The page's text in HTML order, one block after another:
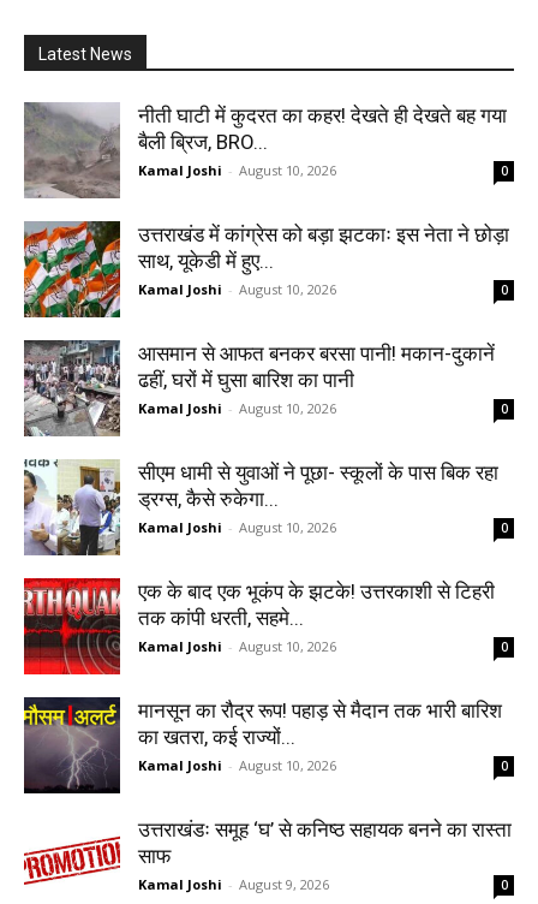
Latest News
नीती घाटी में कुदरत का कहर! देखते ही देखते बह गया
बैली ब्रिज, BRO...
Kamal Joshi - August 10, 2026 0
उत्तराखंड में कांग्रेस को बड़ा झटकाः इस नेता ने छोड़ा
साथ, यूकेडी में हुए...
Kamal Joshi - August 10, 2026 0
आसमान से आफत बनकर बरसा पानी! मकान-दुकानें
ढहीं, घरों में घुसा बारिश का पानी
Kamal Joshi - August 10, 2026 0
सीएम धामी से युवाओं ने पूछा- स्कूलों के पास बिक रहा
ड्रग्स, कैसे रुकेगा...
Kamal Joshi - August 10, 2026 0
एक के बाद एक भूकंप के झटके! उत्तरकाशी से टिहरी
तक कांपी धरती, सहमे...
Kamal Joshi - August 10, 2026 0
मानसून का रौद्र रूप! पहाड़ से मैदान तक भारी बारिश
का खतरा, कई राज्यों...
Kamal Joshi - August 10, 2026 0
उत्तराखंडः समूह ‘घ’ से कनिष्ठ सहायक बनने का रास्ता
साफ
Kamal Joshi - August 9, 2026 0